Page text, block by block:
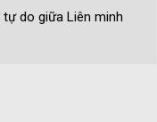
do giữa Liên minh